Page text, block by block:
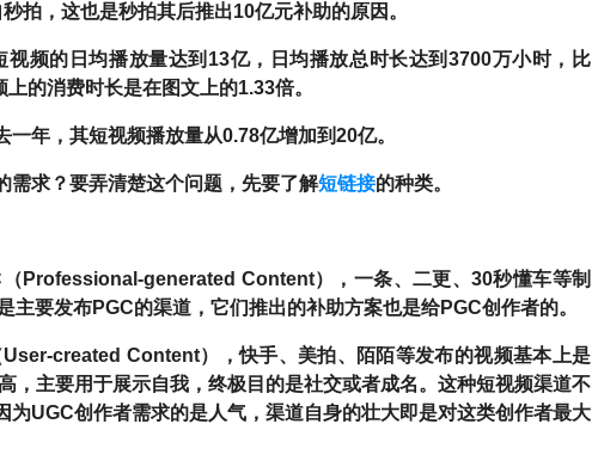
拍，这也是秒拍其后推出10亿元补助的原因。
频的日均播放量达到13亿，日均播放总时长达到3700万小时，比
的消费时长是在图文上的1.33倍。
年，其短视频播放量从0.78亿增加到20亿。
需求？要弄清楚这个问题，先要了解短链接的种类。
Professional-generated Content），一条、二更、30秒懂车等制
要发布PGC的渠道，它们推出的补助方案也是给PGC创作者的。
created Content），快手、美拍、陌陌等发布的视频基本上是
，主要用于展示自我，终极目的是社交或者成名。这种短视频渠道不
为UGC创作者需求的是人气，渠道自身的壮大即是对这类创作者最大